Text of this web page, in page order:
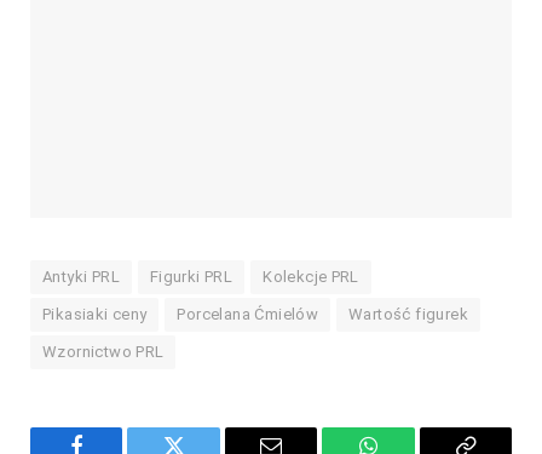
Antyki PRL Figurki PRL Kolekcje PRL
Pikasiaki ceny Porcelana Ćmielów Wartość figurek
Wzornictwo PRL